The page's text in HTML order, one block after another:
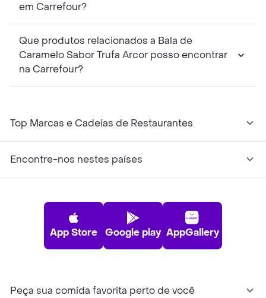
em Carrefour?
Que produtos relacionados a Bala de
Caramelo Sabor Trufa Arcor posso encontrar
na Carrefour?
Top Marcas e Cadeias de Restaurantes
Encontre-nos nestes países
App Store Google play AppGallery
Peça sua comida favorita perto de você